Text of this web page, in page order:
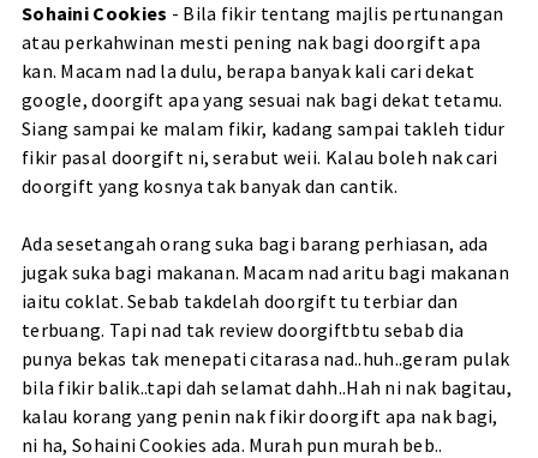
Sohaini Cookies - Bila fikir tentang majlis pertunangan
atau perkahwinan mesti pening nak bagi doorgift apa
kan. Macam nad la dulu, berapa banyak kali cari dekat
google, doorgift apa yang sesuai nak bagi dekat tetamu.
Siang sampai ke malam fikir, kadang sampai takleh tidur
fikir pasal doorgift ni, serabut weii. Kalau boleh nak cari
doorgift yang kosnya tak banyak dan cantik.
Ada sesetangah orang suka bagi barang perhiasan, ada
jugak suka bagi makanan. Macam nad aritu bagi makanan
iaitu coklat. Sebab takdelah doorgift tu terbiar dan
terbuang. Tapi nad tak review doorgiftbtu sebab dia
punya bekas tak menepati citarasa nad..huh..geram pulak
bila fikir balik..tapi dah selamat dahh..Hah ni nak bagitau,
kalau korang yang penin nak fikir doorgift apa nak bagi,
ni ha, Sohaini Cookies ada. Murah pun murah beb..